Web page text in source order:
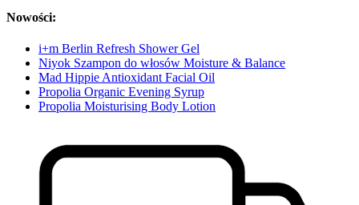
Nowości:
i+m Berlin Refresh Shower Gel
Niyok Szampon do włosów Moisture & Balance
Mad Hippie Antioxidant Facial Oil
Propolia Organic Evening Syrup
Propolia Moisturising Body Lotion